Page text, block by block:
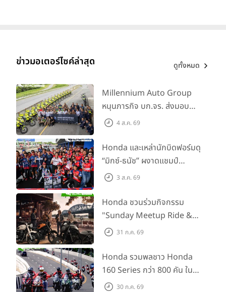
ข่าวมอเตอร์ไซค์ล่าสุด ดูทั้งหมด
Millennium Auto Group
หนุนภารกิจ บก.จร. ส่งมอบ
BMW R 1300 GS และ F 900
พร้อม ยกระดับทักษะการขับขี่
เสริมศักยภาพตำรวจจราจร
4 ส.ค. 69
Honda และเหล่านักบิดฟอร์มดุ
“มิกซ์-ธนัช” ผงาดแชมป์
SS600 2 สนามติด “ข้าวกล้อง”
สนาม 2
3 ส.ค. 69
Honda ชวนร่วมกิจกรรม
"Sunday Meetup Ride &
Soul" จิบกาแฟ พูดคุย แลก
กัน 16 ส.ค. นี้
31 ก.ค. 69
Honda รวมพลชาว Honda
160 Series กว่า 800 คัน ใน
งาน “THE ONE-SIXTI-ER ตัว
30 ก.ค. 69